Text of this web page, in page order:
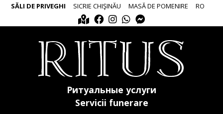
SĂLI DE PRIVEGHI SICRIE CHIŞINĂU MASĂ DE POMENIRE RO
Ритуальные услуги
Servicii funerare